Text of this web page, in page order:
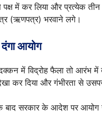
में कर लिया और प्रत्येक तीन
(ऋणपत्र) भरवाने लगे।
आयोग
में विद्रोह फैला तो आरंभ
कर दिया और गंभीरता से उसपर
बाद सरकार के आदेश पर